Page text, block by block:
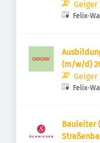
Geiger
Felix-
(m/w/d)
Geiger
Felix-
Bauleiter